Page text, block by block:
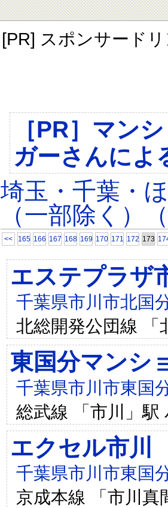
[PR] スポンサード
［PR］マン
ガーさんによ
埼玉・千葉・
（一部除く）
<< 165 166 167 168 169 170 171 172 173
エステプラザ
千葉県市川市北国
北総開発公団線 「
東国分マンシ
千葉県市川市東国
総武線 「市川」駅
エクセル市川
千葉県市川市東国
京成本線 「市川真